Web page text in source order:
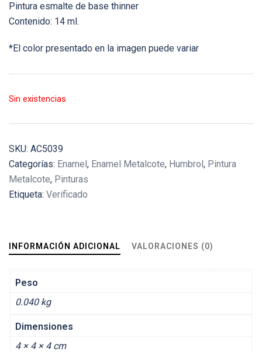
Pintura esmalte de base thinner
Contenido: 14 ml.
*El color presentado en la imagen puede variar
Sin existencias
SKU: AC5039
Categorías: Enamel, Enamel Metalcote, Humbrol, Pintura
Metalcote, Pinturas
Etiqueta: Verificado
INFORMACIÓN ADICIONAL VALORACIONES (0)
Peso
0.040 kg
Dimensiones
4 × 4 × 4 cm